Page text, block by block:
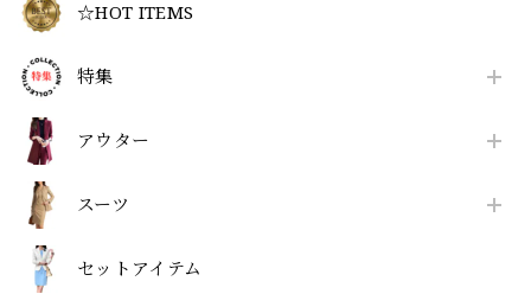
☆HOT ITEMS
特集
アウター
スーツ
セットアイテム